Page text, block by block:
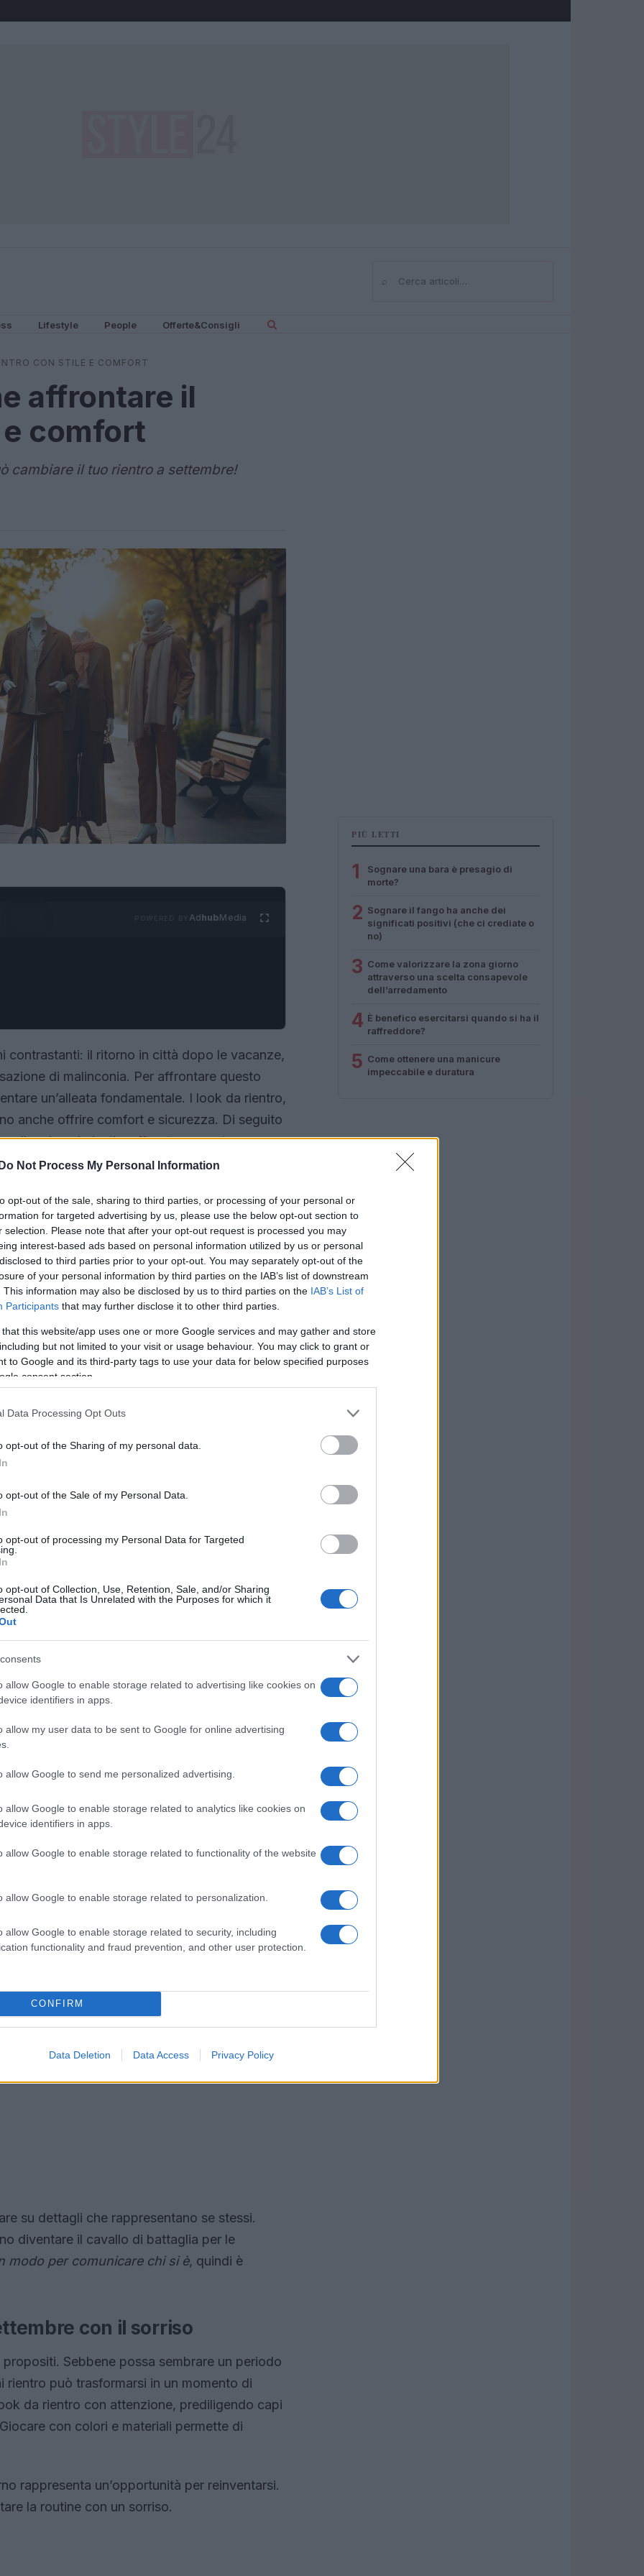
Do Not Process My Personal Information
opt-out of the sale, sharing to third parties, or processing of your personal or
for targeted advertising by us, please use the below opt-out section to
selection. Please note that after your opt-out request is processed you may
interest-based ads based on personal information utilized by us or personal
to third parties prior to your opt-out. You may separately opt-out of the
of your personal information by third parties on the IAB’s list of downstream
This information may also be disclosed by us to third parties on the IAB’s List of
Participants that may further disclose it to other third parties.
that this website/app uses one or more Google services and may gather and store
but not limited to your visit or usage behaviour. You may click to grant or
to Google and its third-party tags to use your data for below specified purposes
consent section.
Data Processing Opt Outs
opt-out of the Sharing of my personal data.
opt-out of the Sale of my Personal Data.
opt-out of processing my Personal Data for Targeted
opt-out of Collection, Use, Retention, Sale, and/or Sharing
Data that Is Unrelated with the Purposes for which it
allow Google to enable storage related to advertising like cookies on
identifiers in apps.
allow my user data to be sent to Google for online advertising
allow Google to send me personalized advertising.
allow Google to enable storage related to analytics like cookies on
identifiers in apps.
allow Google to enable storage related to functionality of the website
allow Google to enable storage related to personalization.
allow Google to enable storage related to security, including
functionality and fraud prevention, and other user protection.
CONFIRM
Data Deletion Data Access Privacy Policy
⌕Cerca
Lifestyle People Offerte&Consigli
CON STILE E COMFORT
affrontare il
comfort
cambiare il tuo rientro a settembre!
AdhubMedia
contrastanti: il ritorno in città dopo le vacanze,
di malinconia. Per affrontare questo
un’alleata fondamentale. I look da rientro,
anche offrire comfort e sicurezza. Di seguito
i capi giusti e affrontare questa nuova
stile in un solo colpo
è essenziale. Tuttavia, è importante
caldi e chiari si rivelano particolarmente
e
Questi capi non solo sono comodi, ma
e sicure di sé.
dei colori può influenzare l’umore. I toni neutri
mentre i colori vivaci possono fornire una
scelta sicura. Per chi desidera essere più
con jeans o una minigonna. La versatilità è
equilibrio
anche quando si parla di comfort.
Con un
outfit sporty e chic
, è possibile
qualsiasi altro luogo con grinta e
funzionale che espressione della personalità.
su dettagli che rappresentano se stessi.
diventare il cavallo di battaglia per le
modo per comunicare chi si è, quindi è
con il sorriso
Sebbene possa sembrare un periodo
può trasformarsi in un momento di
da rientro con attenzione, prediligendo capi
con colori e materiali permette di
rappresenta un’opportunità per reinventarsi.
la routine con un sorriso.
PIÙ LETTI
1
Sognare una bara è presagio di
morte?
2 Sognare il fango ha anche dei
significati positivi (che ci crediate o
no)
3 Come valorizzare la zona giorno
attraverso una scelta consapevole
dell’arredamento
4 È benefico esercitarsi quando si ha il
raffreddore?
5 Come ottenere una manicure
impeccabile e duratura